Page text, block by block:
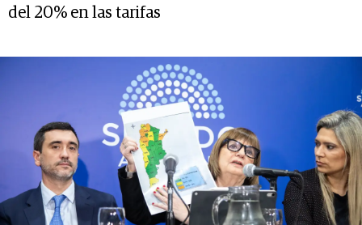
del 20% en las tarifas